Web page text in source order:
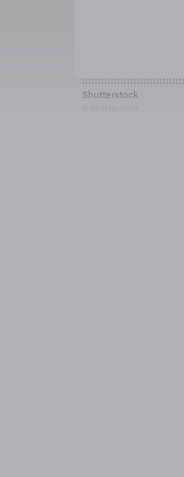
Shutterstock